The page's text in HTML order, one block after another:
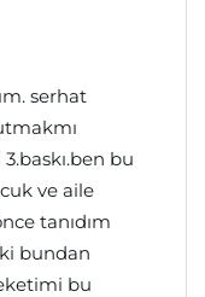
serhat
bu
ve aile
tanıdım
bundan
bu